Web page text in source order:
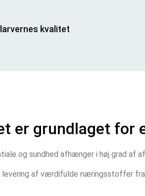
kvalitet
er grundlaget for
og sundhed afhænger i høj grad af
af værdifulde næringsstoffer